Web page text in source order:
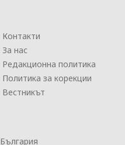
Контакти
За нас
Редакционна политика
Политика за корекции
Вестникът
България